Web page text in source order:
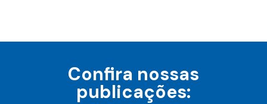
Confira nossas
publicações: